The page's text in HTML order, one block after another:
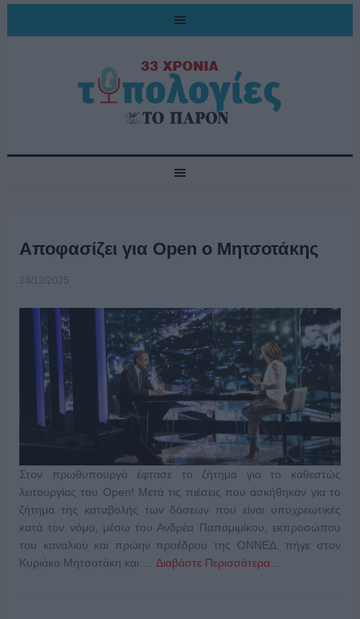
Αποφασίζει για Open ο Μητσοτάκης
24/12/2025
Στον πρωθυπουργό έφτασε το ζήτημα για το καθεστώς
λειτουργίας του Open! Μετά τις πιέσεις που ασκήθηκαν για το
ζήτημα της καταβολής των δόσεων που είναι υποχρεωτικές
κατά τον νόμο, μέσω του Ανδρέα Παπαμιμίκου, εκπροσώπου
του καναλιού και πρώην προέδρου της ΟΝΝΕΔ, πήγε στον
Κυριάκο Μητσοτάκη και … Διαβάστε Περισσότερα...